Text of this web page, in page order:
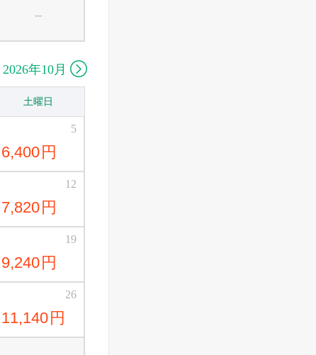
--
2026年10月 
土曜日
6,400 円
5
7,820 円
12
9,240 円
19
11,140 円
26